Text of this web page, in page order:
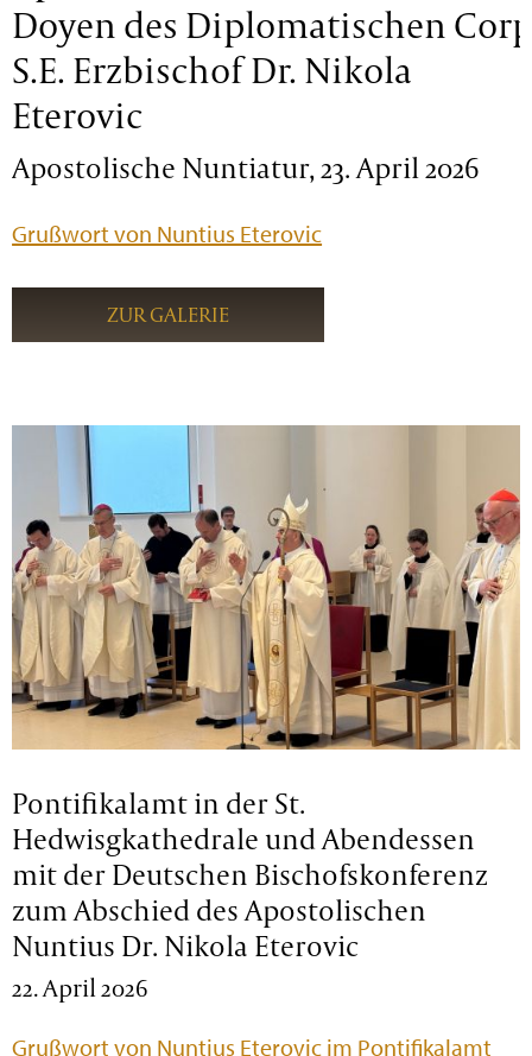
Doyen des Diplomatischen
S.E. Erzbischof Dr. Nikola
Eterovic
Apostolische Nuntiatur, 23. April 2026
Grußwort von Nuntius Eterovic
ZUR GALERIE
Pontifikalamt in der St.
Hedwisgkathedrale und Abendessen
mit der Deutschen Bischofskonferenz
zum Abschied des Apostolischen
Nuntius Dr. Nikola Eterovic
22. April 2026
Grußwort von Nuntius Eterovic im Pontifikalamt